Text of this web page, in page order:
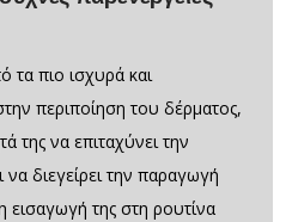
τα πιο ισχυρά και
περιποίηση του δέρματος,
της να επιταχύνει την
διεγείρει την παραγωγή
της στη ρουτίνα